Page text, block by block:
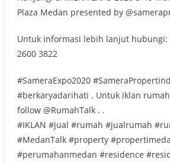
Plaza Medan presented by
Untuk informasi lebih lanjut hubungi:
2600 3822
#SameraExpo2020
#berkaryadarihati . Untuk iklan
follow @RumahTalk . .
#IKLAN #jual #rumah #jualrumah
#MedanTalk #property
#perumahanmedan #residence